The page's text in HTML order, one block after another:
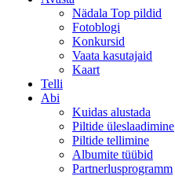
Nädala Top pildid
Fotoblogi
Konkursid
Vaata kasutajaid
Kaart
Telli
Abi
Kuidas alustada
Piltide üleslaadimine
Piltide tellimine
Albumite tüübid
Partnerlusprogramm